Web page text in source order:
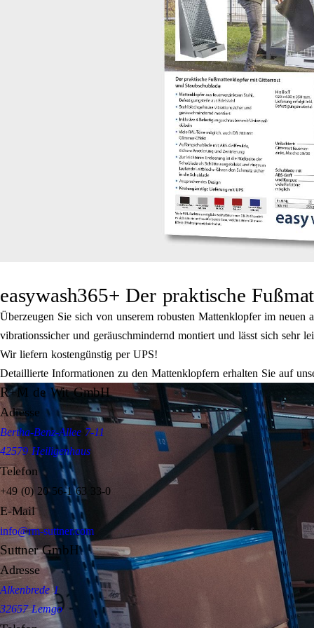
easywash365+ Der praktische
Überzeugen Sie sich von unserem robusten Mattenklopfer im
vibrationssicher und geräuschmindernd montiert und lässt sich sehr
Wir liefern kostengünstig per UPS!
Detaillierte Informationen zu den Mattenklopfern erhalten Sie auf
R+M de Wit GmbH
Adresse
Bertha-Benz-Allee 7-11
42579 Heiligenhaus
Telefon
+49 (0) 20 56-1 63 33-0
E-Mail
info@rm-suttner.com
Suttner GmbH
Adresse
Alkenbrede 1
32657 Lemgo